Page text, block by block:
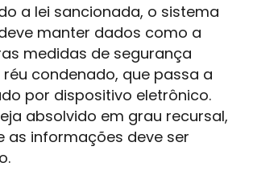
a lei sancionada, o sistema
manter dados como a
medidas de segurança
condenado, que passa a
por dispositivo eletrônico.
absolvido em grau recursal,
as informações deve ser